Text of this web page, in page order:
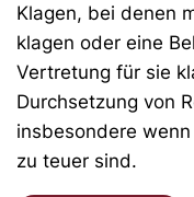
Klagen, bei denen
klagen oder eine
Vertretung für sie
Durchsetzung von
insbesondere
zu teuer sind.